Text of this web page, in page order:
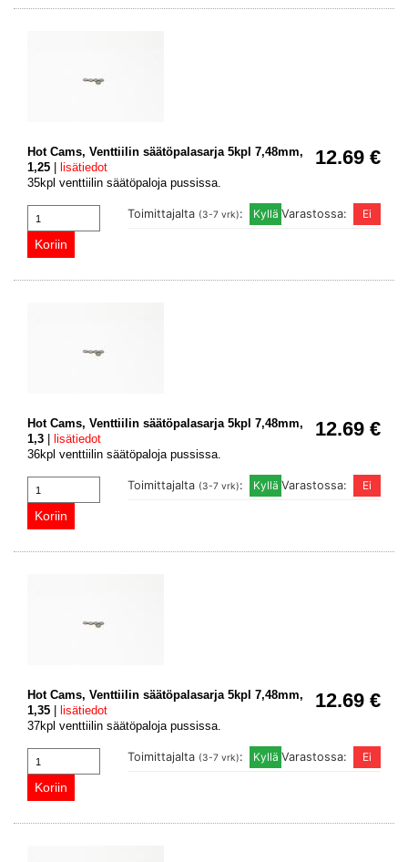
12.69 €
Hot Cams, Venttiilin säätöpalasarja 5kpl 7,48mm,
1,25
lisätiedot
35kpl venttiilin säätöpaloja pussissa.
Varastossa:
Toimittajalta (3-7 vrk):
12.69 €
Hot Cams, Venttiilin säätöpalasarja 5kpl 7,48mm,
1,3
lisätiedot
36kpl venttiilin säätöpaloja pussissa.
Varastossa:
Toimittajalta (3-7 vrk):
12.69 €
Hot Cams, Venttiilin säätöpalasarja 5kpl 7,48mm,
1,35
lisätiedot
37kpl venttiilin säätöpaloja pussissa.
Varastossa:
Toimittajalta (3-7 vrk):